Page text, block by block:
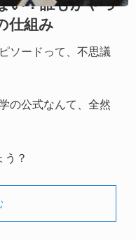
い？誰もがやっ
仕組み
ソードって、不思議
の公式なんて、全然
う？